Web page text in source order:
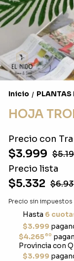
Inicio / PLANTAS
HOJA
Precio con
$3.999
Precio lista
$5.332
Precio sin impuestos
Hasta 6
$3.999
$4.26560
Provincia con
$3.999